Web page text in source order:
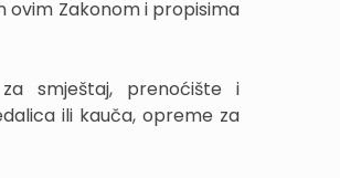
ovim Zakonom i propisima
smještaj, prenoćište i
ili kauča, opreme za